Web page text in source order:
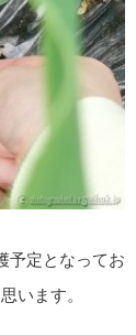
予定となってお
います。